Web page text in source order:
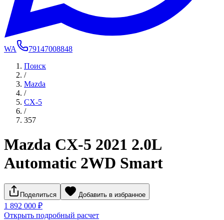
WA
79147008848
Поиск
/
Mazda
/
CX-5
/
357
Mazda CX-5 2021 2.0L
Automatic 2WD Smart
Поделиться Добавить в избранное
1 892 000 ₽
Открыть подробный расчет